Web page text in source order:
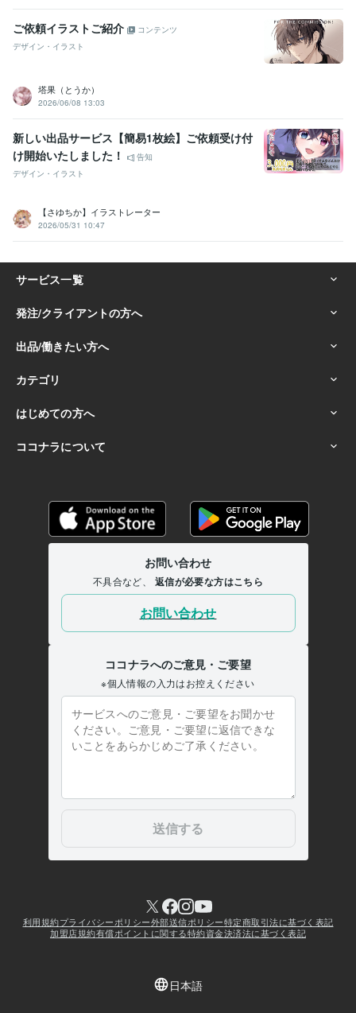
ご依頼イラストご紹介
コンテンツ
デザイン・イラスト
塔果（とうか）
2026/06/08 13:03
新しい出品サービス【簡易1枚絵】ご依頼受け付
け開始いたしました！
告知
デザイン・イラスト
【さゆちか】イラストレーター
2026/05/31 10:47